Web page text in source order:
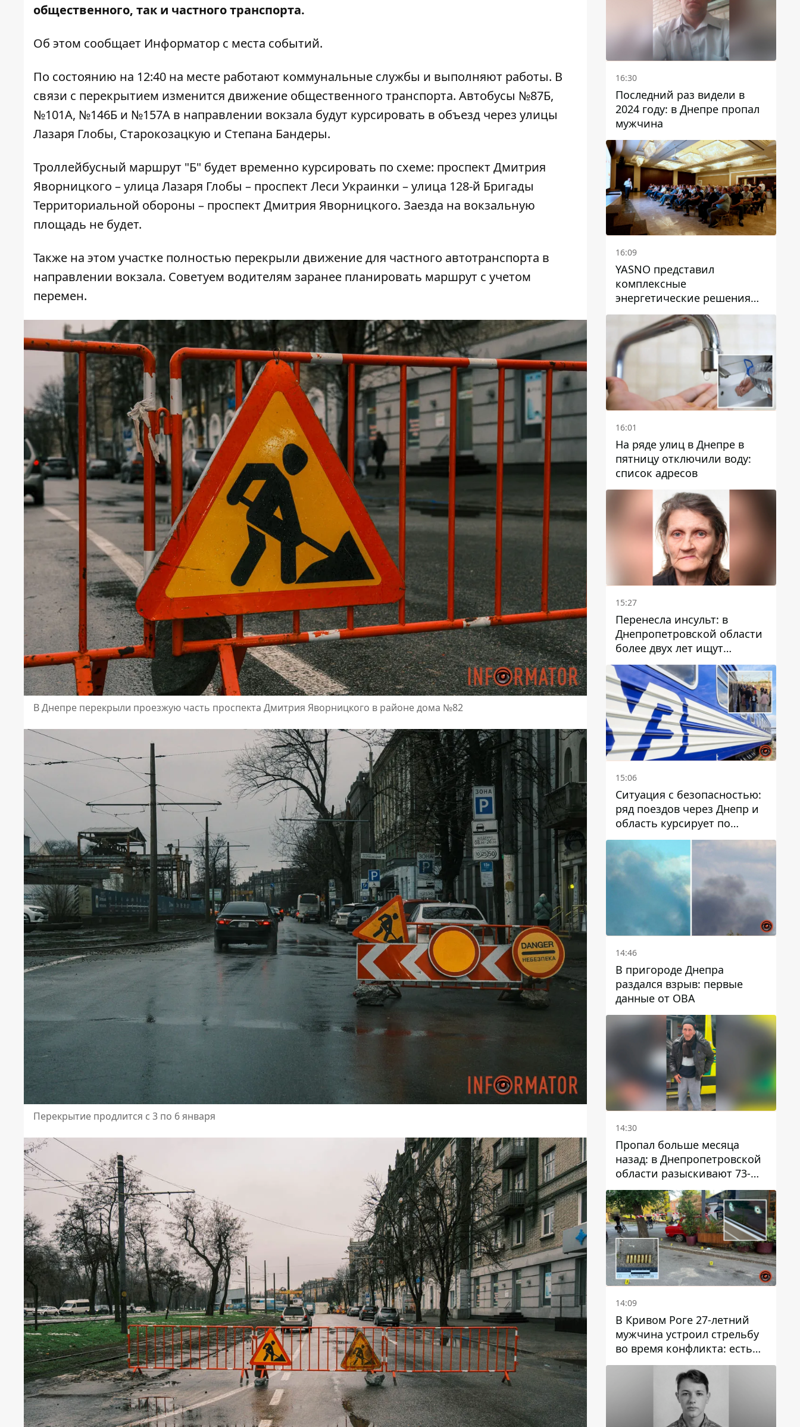
общественного, так и частного транспорта.
Об этом сообщает Информатор с места событий.
По состоянию на 12:40 на месте работают коммунальные службы и выполняют работы. В
связи с перекрытием изменится движение общественного транспорта. Автобусы №87Б,
№101А, №146Б и №157А в направлении вокзала будут курсировать в объезд через улицы
Лазаря Глобы, Старокозацкую и Степана Бандеры.
Троллейбусный маршрут "Б" будет временно курсировать по схеме: проспект Дмитрия
Яворницкого – улица Лазаря Глобы – проспект Леси Украинки – улица 128-й Бригады
Территориальной обороны – проспект Дмитрия Яворницкого. Заезда на вокзальную
площадь не будет.
Также на этом участке полностью перекрыли движение для частного автотранспорта в
направлении вокзала. Советуем водителям заранее планировать маршрут с учетом
перемен.
В Днепре перекрыли проезжую часть проспекта Дмитрия Яворницкого в районе дома №82
Перекрытие продлится с 3 по 6 января
16:30
Последний раз видели в
2024 году: в Днепре пропал
мужчина
16:09
YASNO представил
комплексные
энергетические решения
для бизнеса в Днепре
16:01
На ряде улиц в Днепре в
пятницу отключили воду:
список адресов
15:27
Перенесла инсульт: в
Днепропетровской области
более двух лет ищут
пропавшую женщину
15:06
Ситуация с безопасностью:
ряд поездов через Днепр и
область курсирует по
измененному маршруту, а
часть пути заменили
автобусами и электричками
14:46
В пригороде Днепра
раздался взрыв: первые
данные от ОВА
14:30
Пропал больше месяца
назад: в Днепропетровской
области разыскивают 73-
летнего мужчину
14:09
В Кривом Роге 27-летний
мужчина устроил стрельбу
во время конфликта: есть
раненый